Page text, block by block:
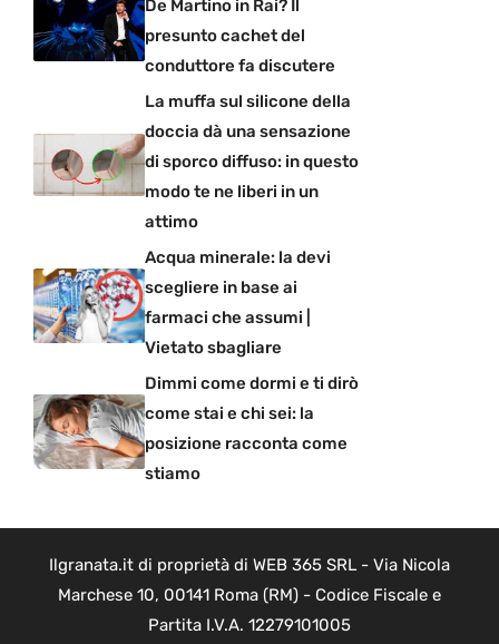
De Martino in Rai? Il
presunto cachet del
conduttore fa discutere
La muffa sul silicone della
doccia dà una sensazione
di sporco diffuso: in questo
modo te ne liberi in un
attimo
Acqua minerale: la devi
scegliere in base ai
farmaci che assumi |
Vietato sbagliare
Dimmi come dormi e ti dirò
come stai e chi sei: la
posizione racconta come
stiamo
Ilgranata.it di proprietà di WEB 365 SRL - Via Nicola
Marchese 10, 00141 Roma (RM) - Codice Fiscale e
Partita I.V.A. 12279101005